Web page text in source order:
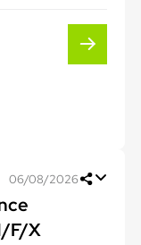
06/08/2026
F/X